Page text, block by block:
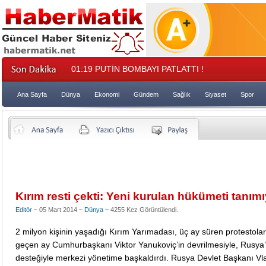
01:19 PUTİN BOMBAYI PATLATTI !
Ana Sayfa Dünya Ekonomi Gündem Sağlık Siyaset Spor
Kırım resti çekti: Yeni kurulan hükümeti
Editör ~ 05 Mart 2014 ~ Dünya ~ 4255 Kez Görüntülendi.
2 milyon kişinin yaşadığı Kırım Yarımadası, üç ay süren
geçen ay Cumhurbaşkanı Viktor Yanukoviç’in devrilmesiyle,
desteğiyle merkezi yönetime başkaldırdı. Rusya Devlet Başkanı